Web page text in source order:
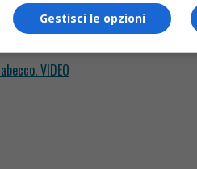
VIDEO
Gestisci le opzioni